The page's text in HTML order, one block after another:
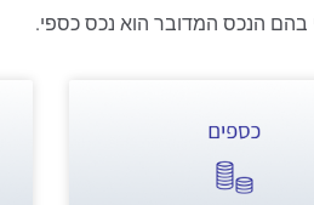
בהם הנכס המדובר הוא נכס כספי.